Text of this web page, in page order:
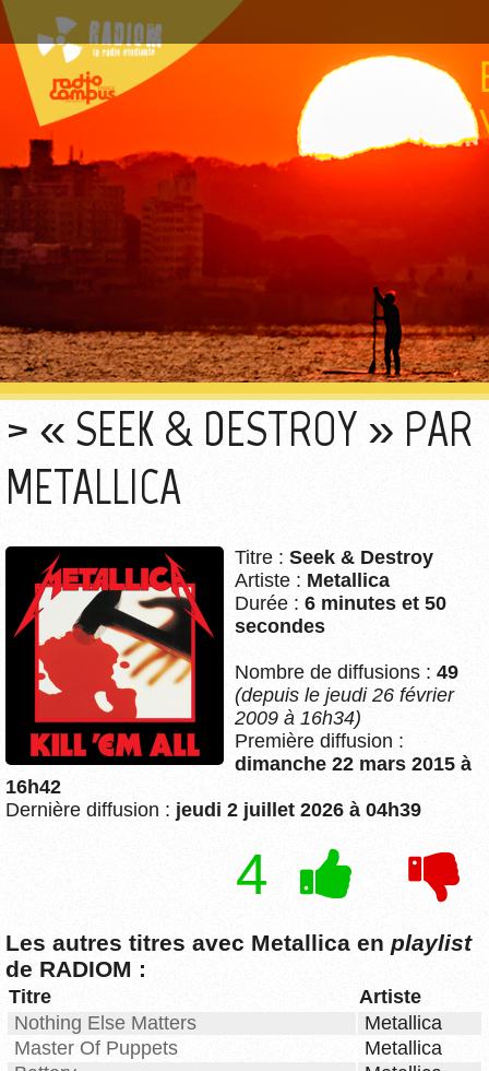
« SEEK & DESTROY » PAR
METALLICA
Titre : Seek & Destroy
Artiste : Metallica
Durée : 6 minutes et 50
secondes
Nombre de diffusions : 49
(depuis le jeudi 26 février
2009 à 16h34)
Première diffusion :
dimanche 22 mars 2015 à
16h42
Dernière diffusion : jeudi 2 juillet 2026 à 04h39
4
Les autres titres avec Metallica en playlist
de RADIOM :
Titre
Artiste
Nothing Else Matters
Metallica
Master Of Puppets
Metallica